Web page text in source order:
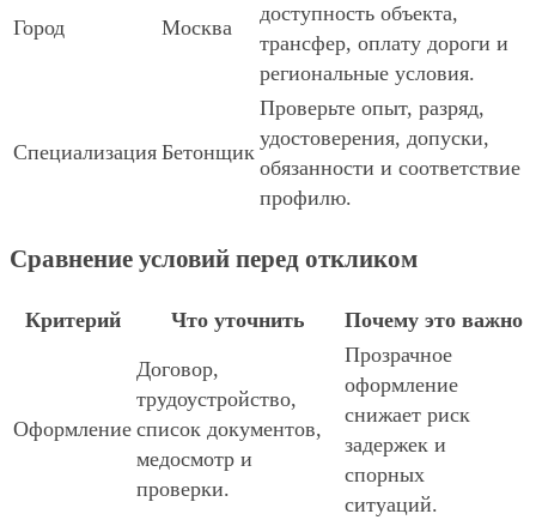
Город Москва
доступность объекта,
трансфер, оплату дороги и
региональные условия.
Специализация Бетонщик
Проверьте опыт, разряд,
удостоверения, допуски,
обязанности и соответствие
профилю.
Сравнение условий перед откликом
Критерий Что уточнить Почему это важно
Оформление
Договор,
трудоустройство,
список документов,
медосмотр и
проверки.
Прозрачное
оформление
снижает риск
задержек и
спорных
ситуаций.